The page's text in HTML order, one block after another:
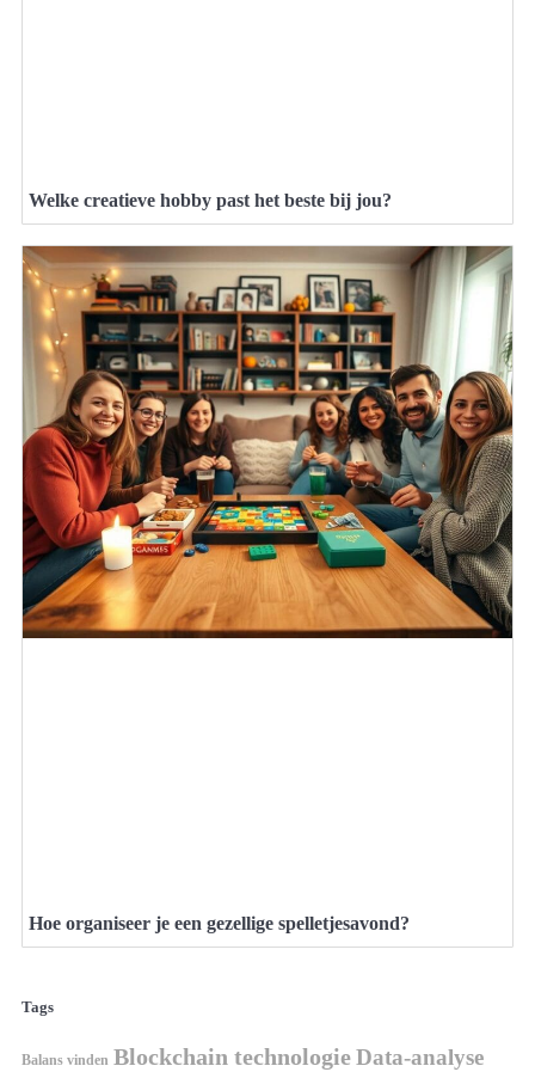
Welke creatieve hobby past het beste bij jou?
Hoe organiseer je een gezellige spelletjesavond?
Tags
Balans vinden Blockchain technologieData-analyse